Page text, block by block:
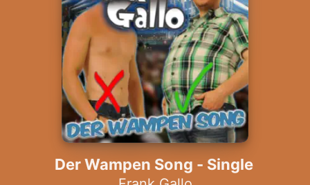
Radio
Apple Music installieren
Der Wampen Song - Single